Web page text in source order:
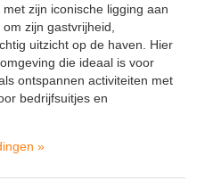
zijn iconische ligging aan
zijn gastvrijheid,
uitzicht op de haven. Hier
die ideaal is voor
ontspannen activiteiten met
bedrijfsuitjes en
»